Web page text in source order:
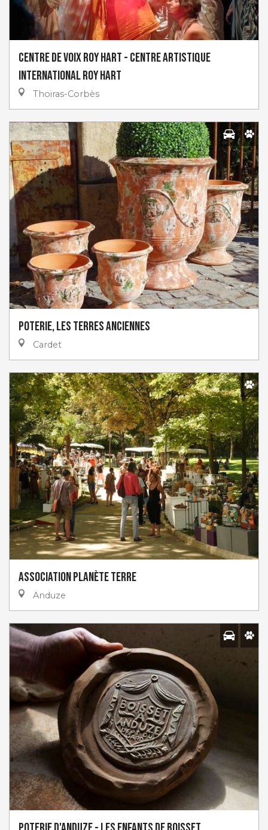
Centre de Voix Roy Hart - Centre Artistique
International Roy Hart
Thoiras-Corbès
Poterie, les Terres Anciennes
Cardet
Association Planète Terre
Anduze